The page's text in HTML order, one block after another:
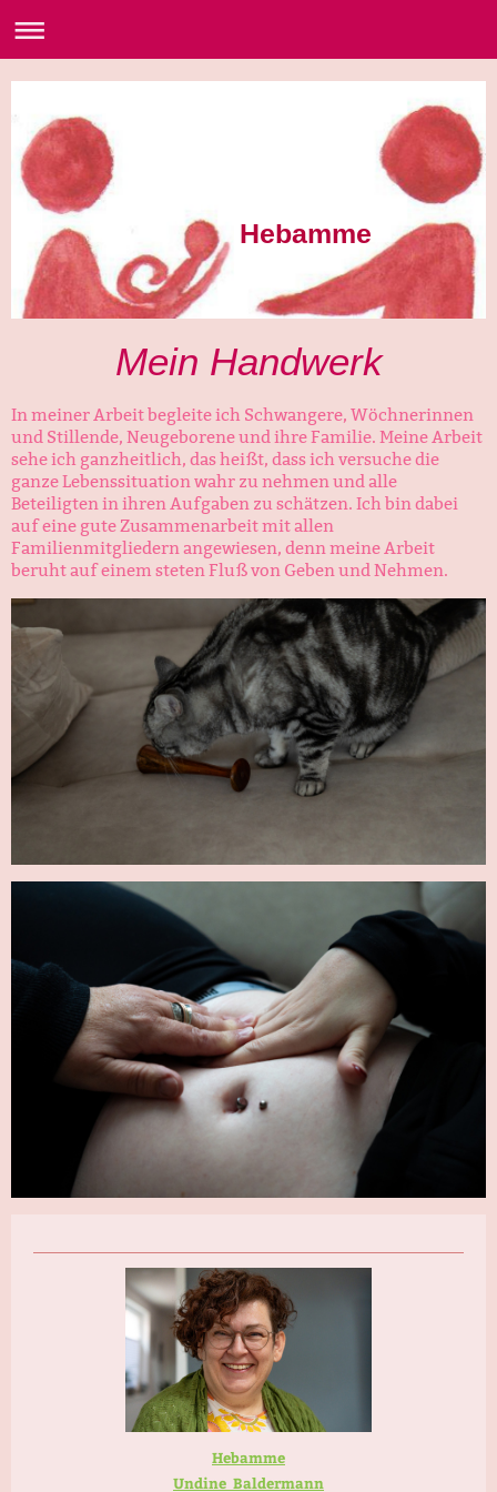
Hebamme
Mein Handwerk
In meiner Arbeit begleite ich Schwangere, Wöchnerinnen
und Stillende, Neugeborene und ihre Familie. Meine Arbeit
sehe ich ganzheitlich, das heißt, dass ich versuche die
ganze Lebenssituation wahr zu nehmen und alle
Beteiligten in ihren Aufgaben zu schätzen. Ich bin dabei
auf eine gute Zusammenarbeit mit allen
Familienmitgliedern angewiesen, denn meine Arbeit
beruht auf einem steten Fluß von Geben und Nehmen.
Hebamme
Undine Baldermann